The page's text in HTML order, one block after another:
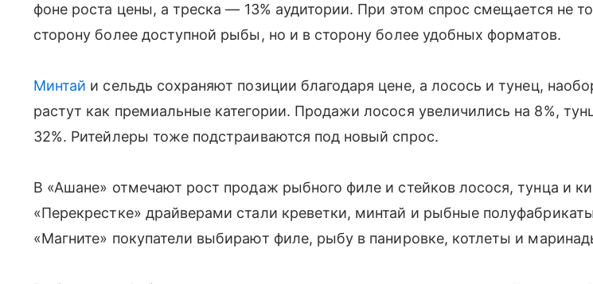
фоне роста цены, а треска — 13% аудитории. При этом спрос смещается не
сторону более доступной рыбы, но и в сторону более удобных форматов.
Минтай и сельдь сохраняют позиции благодаря цене, а лосось и тунец,
растут как премиальные категории. Продажи лосося увеличились на 8%,
32%. Ритейлеры тоже подстраиваются под новый спрос.
В «Ашане» отмечают рост продаж рыбного филе и стейков лосося, тунца и
«Перекрестке» драйверами стали креветки, минтай и рыбные
«Магните» покупатели выбирают филе, рыбу в панировке, котлеты и